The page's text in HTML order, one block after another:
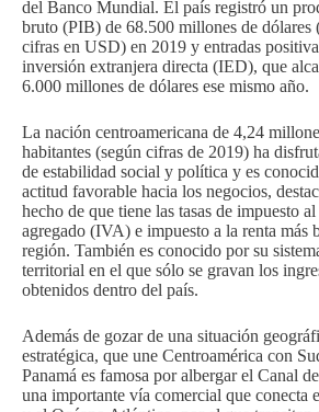
del Banco Mundial. El país registró un
bruto (PIB) de 68.500 millones de dólares
cifras en USD) en 2019 y entradas
inversión extranjera directa (IED), que
6.000 millones de dólares ese mismo año.
La nación centroamericana de 4,24
habitantes (según cifras de 2019) ha
de estabilidad social y política y es
actitud favorable hacia los negocios,
hecho de que tiene las tasas de impuesto
agregado (IVA) e impuesto a la renta más
región. También es conocido por su
territorial en el que sólo se gravan los
obtenidos dentro del país.
Además de gozar de una situación
estratégica, que une Centroamérica con
Panamá es famosa por albergar el Canal
una importante vía comercial que conecta